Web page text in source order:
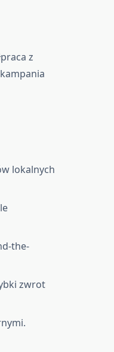
z
lokalnych
the-
zwrot